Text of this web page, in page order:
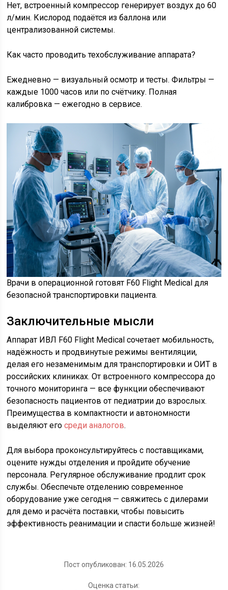
Нет, встроенный компрессор генерирует воздух до 60
л/мин. Кислород подаётся из баллона или
централизованной системы.
Как часто проводить техобслуживание аппарата?
Ежедневно — визуальный осмотр и тесты. Фильтры —
каждые 1000 часов или по счётчику. Полная
калибровка — ежегодно в сервисе.
Врачи в операционной готовят F60 Flight Medical для
безопасной транспортировки пациента.
Заключительные мысли
Аппарат ИВЛ F60 Flight Medical сочетает мобильность,
надёжность и продвинутые режимы вентиляции,
делая его незаменимым для транспортировки и ОИТ в
российских клиниках. От встроенного компрессора до
точного мониторинга — все функции обеспечивают
безопасность пациентов от педиатрии до взрослых.
Преимущества в компактности и автономности
выделяют егосреди аналогов.
Для выбора проконсультируйтесь с поставщиками,
оцените нужды отделения и пройдите обучение
персонала. Регулярное обслуживание продлит срок
службы. Обеспечьте отделению современное
оборудование уже сегодня — свяжитесь с дилерами
для демо и расчёта поставки, чтобы повысить
эффективность реанимации и спасти больше жизней!
Пост опубликован: 16.05.2026
Оценка статьи: